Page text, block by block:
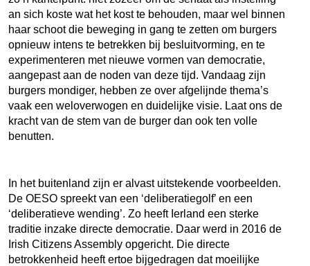
an sich koste wat het kost te behouden, maar wel binnen
haar schoot die beweging in gang te zetten om burgers
opnieuw intens te betrekken bij besluitvorming, en te
experimenteren met nieuwe vormen van democratie,
aangepast aan de noden van deze tijd. Vandaag zijn
burgers mondiger, hebben ze over afgelijnde thema’s
vaak een weloverwogen en duidelijke visie. Laat ons de
kracht van de stem van de burger dan ook ten volle
benutten.
In het buitenland zijn er alvast uitstekende voorbeelden.
De OESO spreekt van een ‘deliberatiegolf’ en een
‘deliberatieve wending’. Zo heeft Ierland een sterke
traditie inzake directe democratie. Daar werd in 2016 de
Irish Citizens Assembly opgericht. Die directe
betrokkenheid heeft ertoe bijgedragen dat moeilijke